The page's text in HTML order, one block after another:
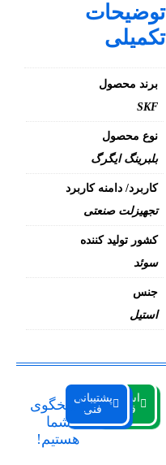
توضیحات
تکمیلی
برند محصول
SKF
نوع محصول
بلبرینگ ایگرگ
کاربرد/ دامنه کاربرد
تجهیزلت صنعتی
کشور تولید کننده
سوئد
جنس
استیل
استعلام
قیمت
پشتیبانی
فنیپاسخگوی
شما
هستیم!